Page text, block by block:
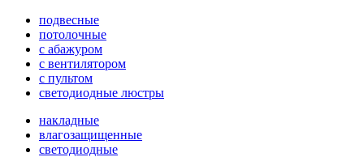
подвесные
потолочные
с абажуром
с вентилятором
с пультом
светодиодные люстры
накладные
влагозащищенные
светодиодные